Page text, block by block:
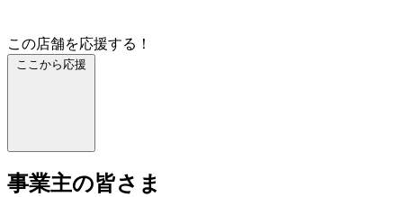
この店舗を応援する！
ここから応援
事業主の皆さま